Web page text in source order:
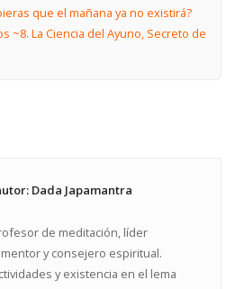
que el mañana ya no existirá?
~8. La Ciencia del Ayuno, Secreto de
Dada Japamantra
de meditación, líder
y consejero espiritual.
y existencia en el lema